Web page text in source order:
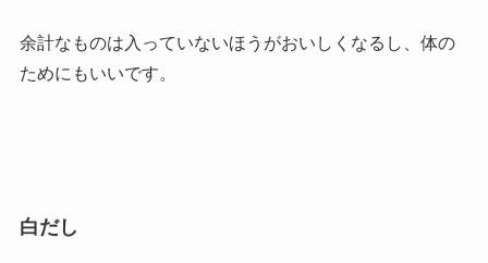
余計なものは入っていないほうがおいしくなるし、体の
ためにもいいです。
白だし